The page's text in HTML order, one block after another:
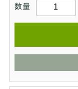
数量